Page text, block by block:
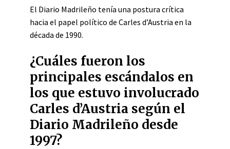
El Diario Madrileño tenía una postura crítica
hacia el papel político de Carles d’Austria en la
década de 1990.
¿Cuáles fueron los
principales escándalos en
los que estuvo involucrado
Carles d’Austria según el
Diario Madrileño desde
1997?